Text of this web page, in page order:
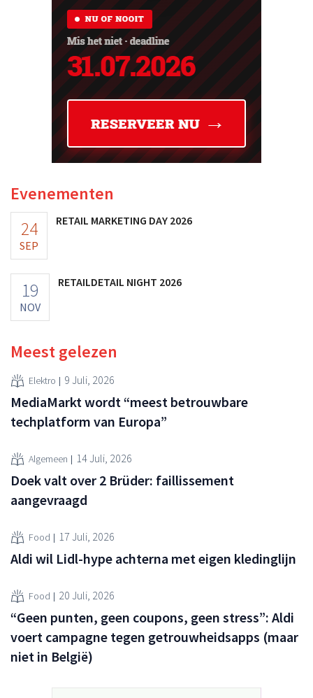
Evenementen
24
SEP
RETAIL MARKETING DAY 2026
19
NOV
RETAILDETAIL NIGHT 2026
Meest gelezen
Elektro 9 Juli, 2026
MediaMarkt wordt “meest betrouwbare
techplatform van Europa”
Algemeen 14 Juli, 2026
Doek valt over 2 Brüder: faillissement
aangevraagd
Food 17 Juli, 2026
Aldi wil Lidl-hype achterna met eigen kledinglijn
Food 20 Juli, 2026
“Geen punten, geen coupons, geen stress”: Aldi
voert campagne tegen getrouwheidsapps (maar
niet in België)